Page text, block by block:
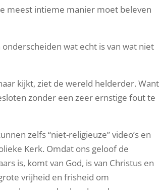
meest intieme manier moet beleven
wat echt is van wat niet
kijkt, ziet de wereld helderder. Want
zonder een zeer ernstige fout te
zelfs “niet-religieuze” video’s en
Kerk. Omdat ons geloof de
is, komt van God, is van Christus en
vrijheid en frisheid om